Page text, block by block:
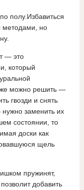
полу.Избавиться
методами, но
— это
который
можно решить —
гвозди и снять
нужно заменить их
состоянии, то
доски как
щель
пружинят,
добавить